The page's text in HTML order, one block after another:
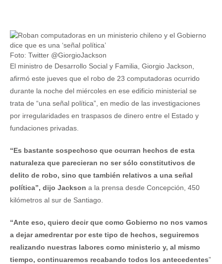
Foto: Twitter @GiorgioJackson
El ministro de Desarrollo Social y Familia, Giorgio Jackson,
afirmó este jueves que el robo de 23 computadoras ocurrido
durante la noche del miércoles en ese edificio ministerial se
trata de “una señal política”, en medio de las investigaciones
por irregularidades en traspasos de dinero entre el Estado y
fundaciones privadas.
“Es bastante sospechoso que ocurran hechos de esta
naturaleza que parecieran no ser sólo constitutivos de
delito de robo, sino que también relativos a una señal
política”, dijo Jackson a la prensa desde Concepción, 450
kilómetros al sur de Santiago.
“Ante eso, quiero decir que como Gobierno no nos vamos
a dejar amedrentar por este tipo de hechos, seguiremos
realizando nuestras labores como ministerio y, al mismo
tiempo, continuaremos recabando todos los antecedentes”